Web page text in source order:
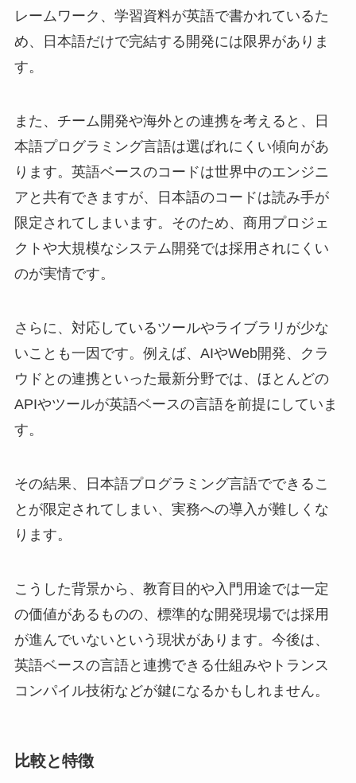
レームワーク、学習資料が英語で書かれているた
め、日本語だけで完結する開発には限界がありま
す。
また、チーム開発や海外との連携を考えると、日
本語プログラミング言語は選ばれにくい傾向があ
ります。英語ベースのコードは世界中のエンジニ
アと共有できますが、日本語のコードは読み手が
限定されてしまいます。そのため、商用プロジェ
クトや大規模なシステム開発では採用されにくい
のが実情です。
さらに、対応しているツールやライブラリが少な
いことも一因です。例えば、AIやWeb開発、クラ
ウドとの連携といった最新分野では、ほとんどの
APIやツールが英語ベースの言語を前提にしていま
す。
その結果、日本語プログラミング言語でできるこ
とが限定されてしまい、実務への導入が難しくな
ります。
こうした背景から、教育目的や入門用途では一定
の価値があるものの、標準的な開発現場では採用
が進んでいないという現状があります。今後は、
英語ベースの言語と連携できる仕組みやトランス
コンパイル技術などが鍵になるかもしれません。
比較と特徴